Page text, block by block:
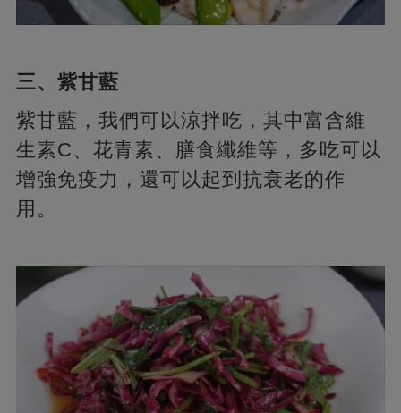
三、紫甘藍
紫甘藍，我們可以涼拌吃，其中富含維
生素C、花青素、膳食纖維等，多吃可以
增強免疫力，還可以起到抗衰老的作
用。